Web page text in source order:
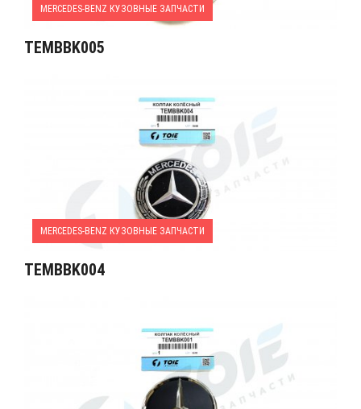
MERCEDES-BENZ КУЗОВНЫЕ ЗАПЧАСТИ
TEMBBK005
MERCEDES-BENZ КУЗОВНЫЕ ЗАПЧАСТИ
TEMBBK004